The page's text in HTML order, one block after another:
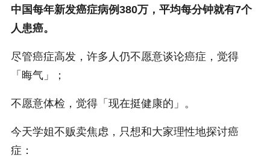
中国每年新发癌症病例380万，平均每分钟就有7个
人患癌。
尽管癌症高发，许多人仍不愿意谈论癌症，觉得
「晦气」；
不愿意体检，觉得「现在挺健康的」。
今天学姐不贩卖焦虑，只想和大家理性地探讨癌
症：